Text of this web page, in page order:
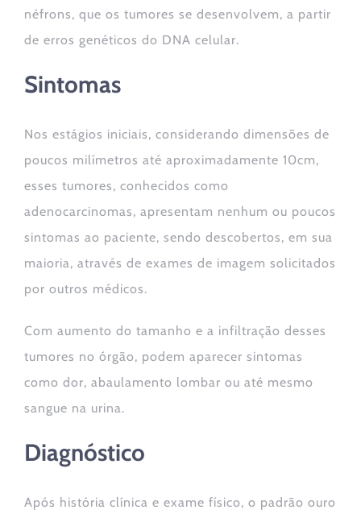
néfrons, que os tumores se desenvolvem, a partir
de erros genéticos do DNA celular.
Sintomas
Nos estágios iniciais, considerando dimensões de
poucos milímetros até aproximadamente 10cm,
esses tumores, conhecidos como
adenocarcinomas, apresentam nenhum ou poucos
sintomas ao paciente, sendo descobertos, em sua
maioria, através de exames de imagem solicitados
por outros médicos.
Com aumento do tamanho e a infiltração desses
tumores no órgão, podem aparecer sintomas
como dor, abaulamento lombar ou até mesmo
sangue na urina.
Diagnóstico
Após história clínica e exame físico, o padrão ouro